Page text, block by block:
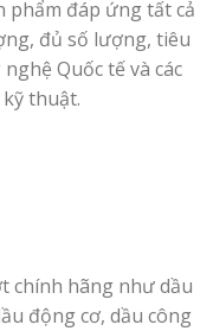
phẩm đáp ứng tất cả
đủ số lượng, tiêu
Quốc tế và các
thuật.
chính hãng như dầu
động cơ, dầu công